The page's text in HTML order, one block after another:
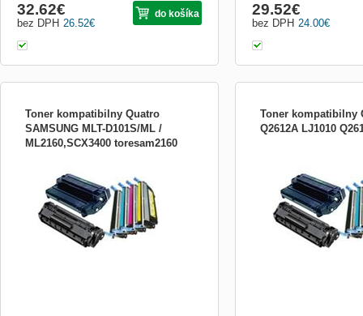
26.52€
bez DPH
32.62€ do košíka
24.00€
bez DPH
29.52€
Toner kompatibilny Quatro
SAMSUNG MLT-D101S/ML /
ML2160,SCX3400 toresam2160
Toner kompatibilny
Q2612A LJ1010